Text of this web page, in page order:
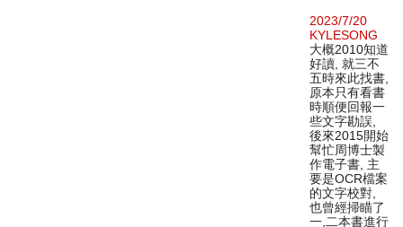
2023/7/20
KYLESONG
大概2010知道
好讀, 就三不
五時來此找書,
原本只有看書
時順便回報一
些文字勘誤,
後來2015開始
幫忙周博士製
作電子書, 主
要是OCR檔案
的文字校對,
也曾經掃瞄了
一,二本書進行